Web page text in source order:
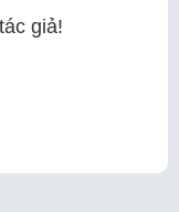
giả!